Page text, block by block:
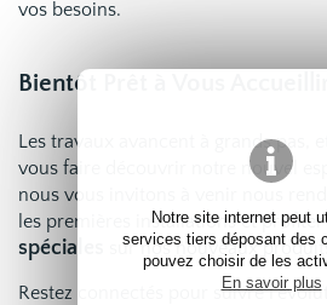
Notre site internet peut
services tiers déposant des
pouvez choisir de les
En savoir plus
vos besoins.
Bientôt Prêt à Vous Accueillir
Les travaux avancent à grands pas,
vous faire découvrir notre nouvel
nous vous invitons à venir nous
les premières installations et
spéciales
sur nos nouveaux
Restez connectés pour suivre